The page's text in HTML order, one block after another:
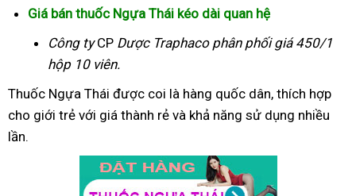
Giá bán thuốc Ngựa Thái kéo dài quan hệ
Công tyCP Dược Traphacophân phối giá 450/1
hộp 10 viên.
Thuốc Ngựa Thái được coi là hàng quốc dân, thích hợp
cho giới trẻ với giá thành rẻ và khả năng sử dụng nhiều
lần.